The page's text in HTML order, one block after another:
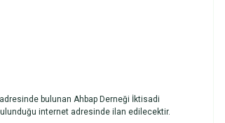
bulunan Ahbap Derneği İktisadi
internet adresinde ilan edilecektir.